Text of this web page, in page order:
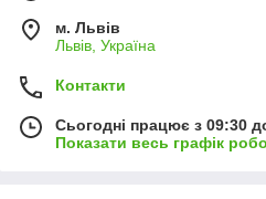
м. Львів
Львів, Україна
Контакти
Сьогодні працює з 09:30
Показати весь графік